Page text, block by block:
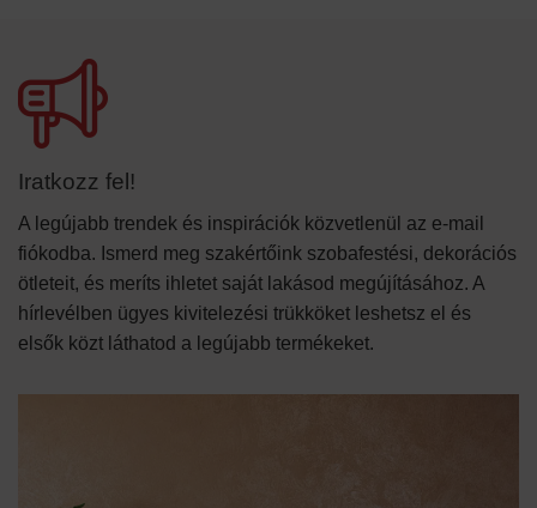
Iratkozz fel!
A legújabb trendek és inspirációk közvetlenül az e-mail
fiókodba. Ismerd meg szakértőink szobafestési, dekorációs
ötleteit, és meríts ihletet saját lakásod megújításához. A
hírlevélben ügyes kivitelezési trükköket leshetsz el és
elsők közt láthatod a legújabb termékeket.